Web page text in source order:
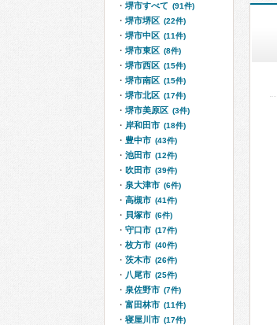
堺市すべて (91件)
堺市堺区 (22件)
堺市中区 (11件)
堺市東区 (8件)
堺市西区 (15件)
堺市南区 (15件)
堺市北区 (17件)
堺市美原区 (3件)
岸和田市 (18件)
豊中市 (43件)
池田市 (12件)
吹田市 (39件)
泉大津市 (6件)
高槻市 (41件)
貝塚市 (6件)
守口市 (17件)
枚方市 (40件)
茨木市 (26件)
八尾市 (25件)
泉佐野市 (7件)
富田林市 (11件)
寝屋川市 (17件)